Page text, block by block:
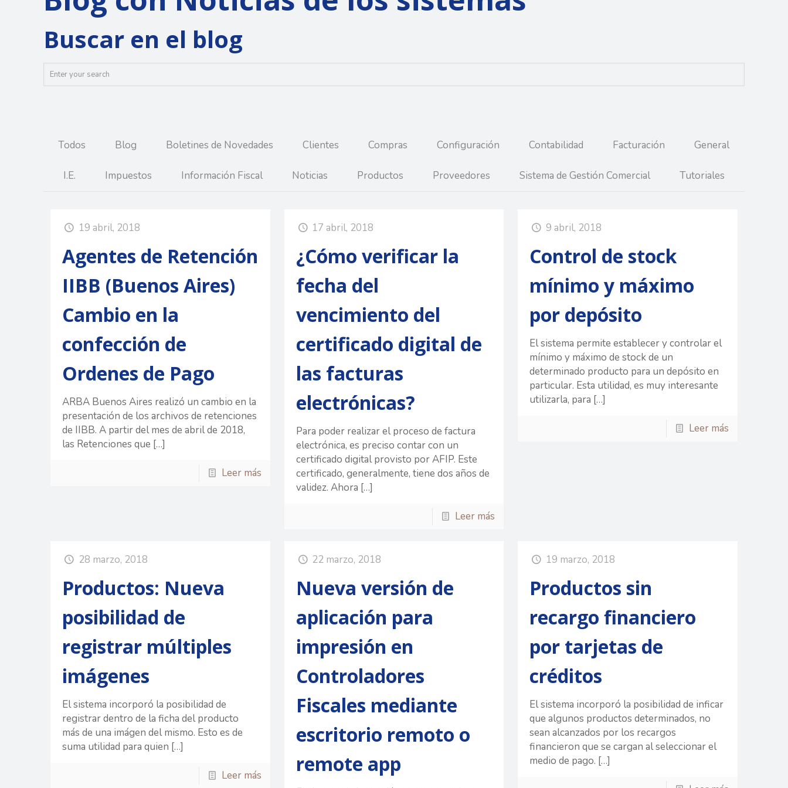
Buscar en el blog
Todos Blog Boletines de Novedades Clientes Compras Configuración Contabilidad Facturación General
I.E. Impuestos Información Fiscal Noticias Productos Proveedores Sistema de Gestión Comercial Tutoriales
19 abril, 2018
Agentes de Retención
IIBB (Buenos Aires)
Cambio en la
confección de
Ordenes de Pago
ARBA Buenos Aires realizó un cambio en la
presentación de los archivos de retenciones
de IIBB. A partir del mes de abril de 2018,
las Retenciones que […]
Leer más
17 abril, 2018
¿Cómo verificar la
fecha del
vencimiento del
certificado digital de
las facturas
electrónicas?
Para poder realizar el proceso de factura
electrónica, es preciso contar con un
certificado digital provisto por AFIP. Este
certificado, generalmente, tiene dos años de
validez. Ahora […]
Leer más
9 abril, 2018
Control de stock
mínimo y máximo
por depósito
El sistema permite establecer y controlar el
mínimo y máximo de stock de un
determinado producto para un depósito en
particular. Esta utilidad, es muy interesante
utilizarla, para […]
Leer más
28 marzo, 2018
Productos: Nueva
posibilidad de
registrar múltiples
imágenes
El sistema incorporó la posibilidad de
registrar dentro de la ficha del producto
más de una imágen del mismo. Esto es de
suma utilidad para quien […]
Leer más
22 marzo, 2018
Nueva versión de
aplicación para
impresión en
Controladores
Fiscales mediante
escritorio remoto o
remote app
19 marzo, 2018
Productos sin
recargo financiero
por tarjetas de
créditos
El sistema incorporó la posibilidad de inficar
que algunos productos determinados, no
sean alcanzados por los recargos
financieron que se cargan al seleccionar el
medio de pago. […]